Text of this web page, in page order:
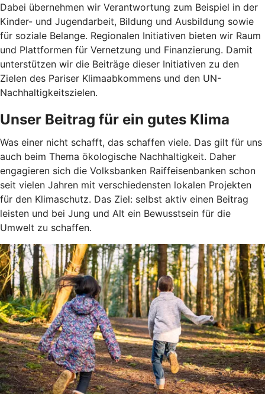
Dabei übernehmen wir Verantwortung zum Beispiel in der
Kinder- und Jugendarbeit, Bildung und Ausbildung sowie
für soziale Belange. Regionalen Initiativen bieten wir Raum
und Plattformen für Vernetzung und Finanzierung. Damit
unterstützen wir die Beiträge dieser Initiativen zu den
Zielen des Pariser Klimaabkommens und den UN-
Nachhaltigkeitszielen.
Unser Beitrag für ein gutes Klima
Was einer nicht schafft, das schaffen viele. Das gilt für uns
auch beim Thema ökologische Nachhaltigkeit. Daher
engagieren sich die Volksbanken Raiffeisenbanken schon
seit vielen Jahren mit verschiedensten lokalen Projekten
für den Klimaschutz. Das Ziel: selbst aktiv einen Beitrag
leisten und bei Jung und Alt ein Bewusstsein für die
Umwelt zu schaffen.